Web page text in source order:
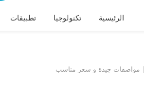
الرئيسية تكنولوجيا تطبيقات